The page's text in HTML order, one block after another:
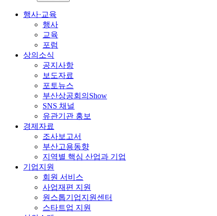
행사·교육
행사
교육
포럼
상의소식
공지사항
보도자료
포토뉴스
부산상공회의Show
SNS 채널
유관기관 홍보
경제자료
조사보고서
부산고용동향
지역별 핵심 산업과 기업
기업지원
회원 서비스
사업재편 지원
원스톱기업지원센터
스타트업 지원